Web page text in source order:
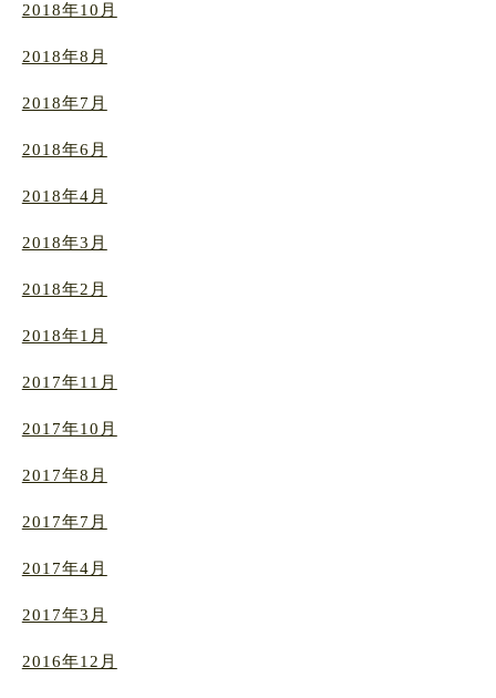
2018年10月
2018年8月
2018年7月
2018年6月
2018年4月
2018年3月
2018年2月
2018年1月
2017年11月
2017年10月
2017年8月
2017年7月
2017年4月
2017年3月
2016年12月